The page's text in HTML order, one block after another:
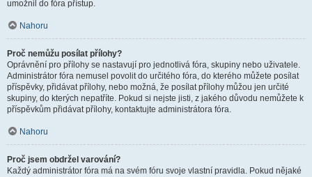
umožnil do fóra přístup.
Nahoru
Proč nemůžu posílat přílohy?
Oprávnění pro přílohy se nastavují pro jednotlivá fóra, skupiny nebo uživatele.
Administrátor fóra nemusel povolit do určitého fóra, do kterého můžete posílat
příspěvky, přidávat přílohy, nebo možná, že posílat přílohy můžou jen určité
skupiny, do kterých nepatříte. Pokud si nejste jisti, z jakého důvodu nemůžete k
příspěvkům přidávat přílohy, kontaktujte administrátora fóra.
Nahoru
Proč jsem obdržel varování?
Každý administrátor fóra má na svém fóru svoje vlastní pravidla. Pokud nějaké